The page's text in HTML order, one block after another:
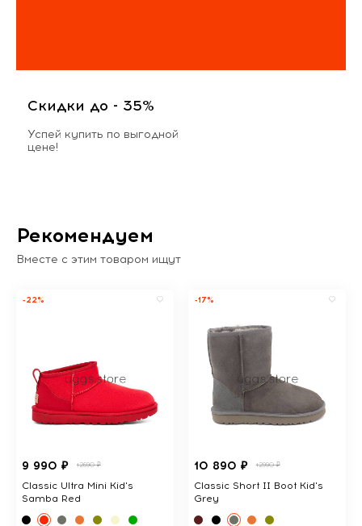
Скидки до - 35%
Успей купить по выгодной
цене!
Рекомендуем
Вместе с этим товаром ищут
-22%
9 990 ₽ 12690 ₽
Classic Ultra Mini Kid's
Samba Red
-17%
10 890 ₽ 12990 ₽
Classic Short II Boot Kid's
Grey